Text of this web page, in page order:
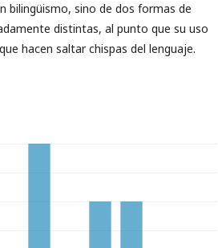
bilingüismo, sino de dos formas de
distintas, al punto que su uso
hacen saltar chispas del lenguaje.